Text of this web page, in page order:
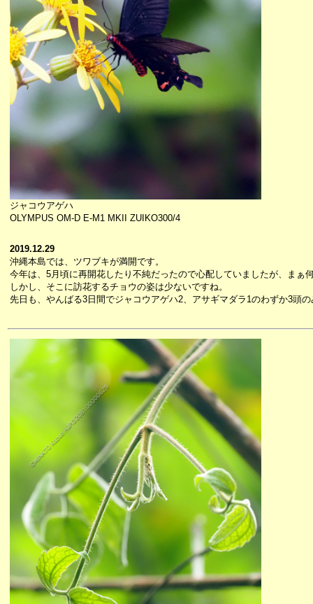
ジャコウアゲハ
OLYMPUS OM-D E-M1 MKII ZUIKO300/4
2019.12.29
沖縄本島では、ツワブキが満開です。
今年は、5月頃に再開花したり不純だったので心配していましたが、まぁ
しかし、そこに訪花するチョウの姿は少ないですね。
先日も、やんばる3日間でジャコウアゲハ2、アサギマダラ1のわずか3頭